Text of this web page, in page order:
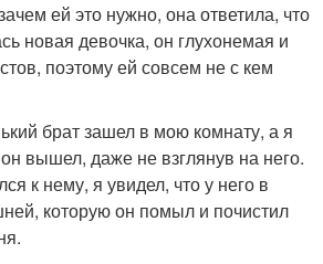
ей это нужно, она ответила, что
новая девочка, он глухонемая и
поэтому ей совсем не с кем
брат зашел в мою комнату, а я
вышел, даже не взглянув на него.
к нему, я увидел, что у него в
которую он помыл и почистил